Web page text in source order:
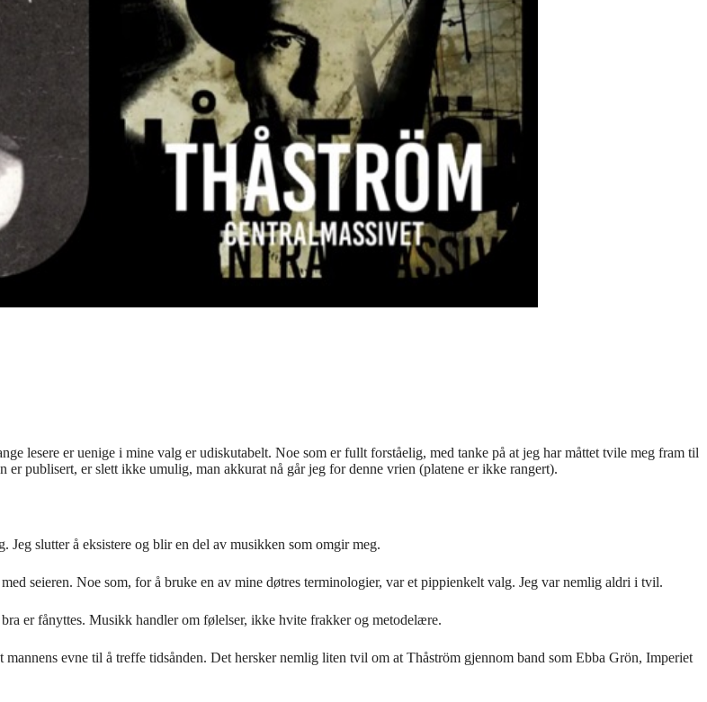
lesere er uenige i mine valg er udiskutabelt. Noe som er fullt forståelig, med tanke på at jeg har måttet tvile meg fram til
publisert, er slett ikke umulig, man akkurat nå går jeg for denne vrien (platene er ikke rangert).
slutter å eksistere og blir en del av musikken som omgir meg.
seieren. Noe som, for å bruke en av mine døtres terminologier, var et pippienkelt valg. Jeg var nemlig aldri i tvil.
er fånyttes. Musikk handler om følelser, ikke hvite frakker og metodelære.
evne til å treffe tidsånden. Det hersker nemlig liten tvil om at Thåström gjennom band som Ebba Grön, Imperiet